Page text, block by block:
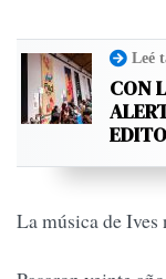
Leé
CON
La música de Ives